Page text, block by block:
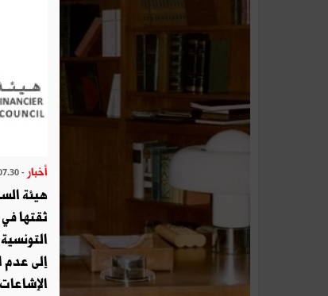
أخبار - 2026.07.30
هيئة
ثقتها في
إلى عدم
الإشاعات